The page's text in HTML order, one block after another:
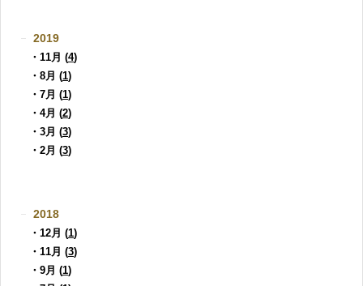
2019
・11月 (4)
・8月 (1)
・7月 (1)
・4月 (2)
・3月 (3)
・2月 (3)
2018
・12月 (1)
・11月 (3)
・9月 (1)